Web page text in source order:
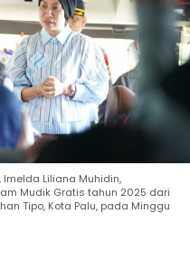
Imelda Liliana Muhidin,
Mudik Gratis tahun 2025 dari
Tipo, Kota Palu, pada Minggu